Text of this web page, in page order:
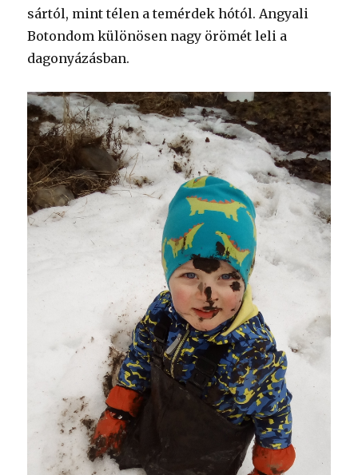
sártól, mint télen a temérdek hótól. Angyali
Botondom különösen nagy örömét leli a
dagonyázásban.